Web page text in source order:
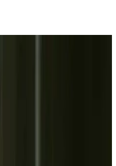
Altid med